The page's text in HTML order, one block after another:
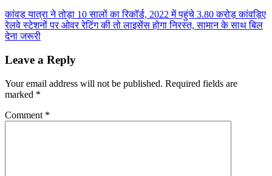
Post
navigation
कांवड़ यात्रा ने तोड़ा 10 सालों का रिकॉर्ड, 2022 में पहुंचे 3.80 करोड़ कांवड़िए
रेलवे स्टेशनों पर ओवर रेटिंग की तो लाइसेंस होगा निरस्त, सामान के साथ बिल
देना जरूरी
Leave a Reply
Your email address will not be published. Required fields are
marked *
Comment *